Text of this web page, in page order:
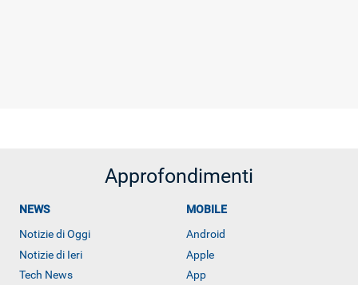
Approfondimenti
NEWS
Notizie di Oggi
Notizie di Ieri
Tech News
MOBILE
Android
Apple
App